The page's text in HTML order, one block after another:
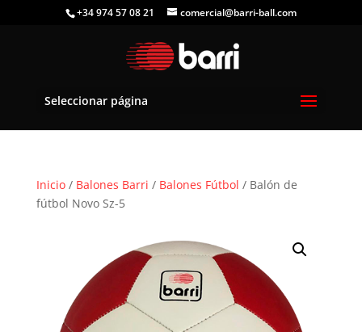
+34 974 57 08 21 comercial@barri-ball.com
Seleccionar página
Inicio/ Balones Barri / Balones Fútbol / Balón de
fútbol Novo Sz-5